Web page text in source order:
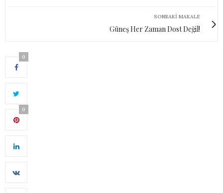
SONRAKI MAKALE
Güneş Her Zaman Dost Değil!
0
0